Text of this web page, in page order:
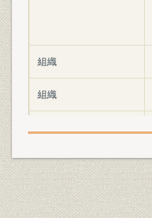
組織
組織
組織
組織;経営